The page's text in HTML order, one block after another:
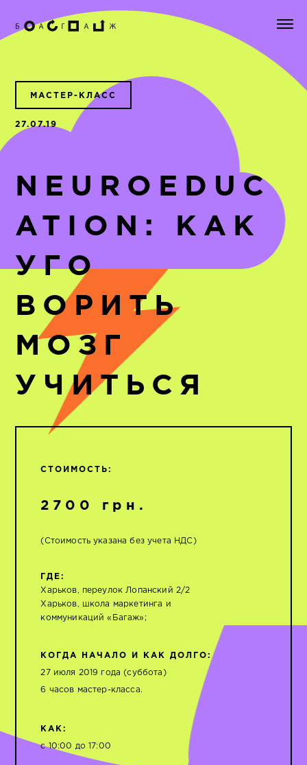
МАСТЕР-КЛАСС
27.07.19
NEUROEDUC
ATION: КАК
УГО
ВОРИТЬ
МОЗГ
УЧИТЬСЯ
СТОИМОСТЬ:
2700 грн.
(Стоимость указана без учета НДС)
ГДЕ:
Харьков, переулок Лопанский 2/2
Харьков, школа маркетинга и
коммуникаций «Багаж»;
КОГДА НАЧАЛО И КАК ДОЛГО:
27 июля 2019 года (cуббота)
6 часов мастер-класса.
КАК:
с 10:00 до 17:00